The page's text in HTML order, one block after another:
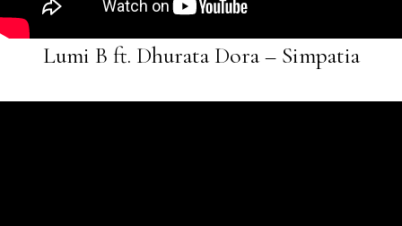
Lumi B ft. Dhurata Dora – Simpatia